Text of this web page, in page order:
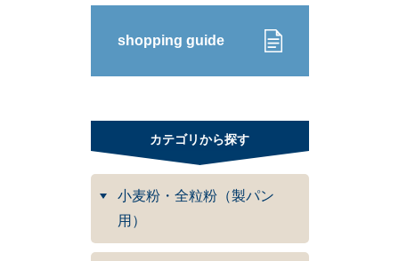
shopping guide
カテゴリから探す
小麦粉・全粒粉（製パン
用）